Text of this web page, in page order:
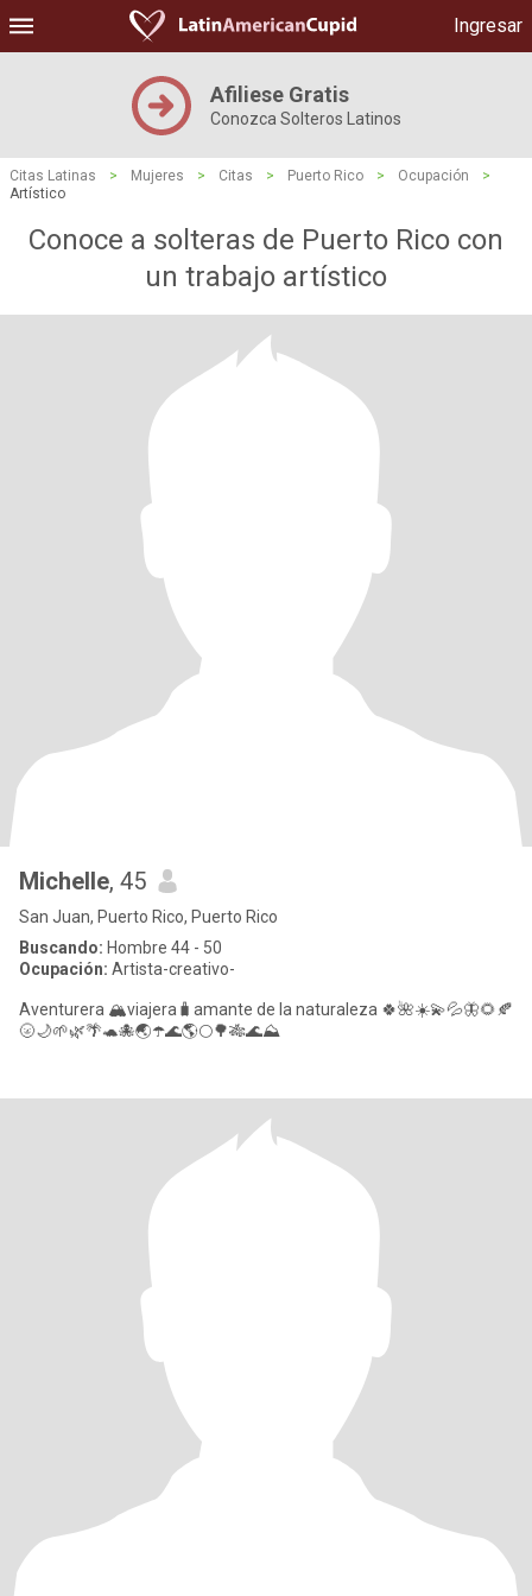
Ingresar
Afiliese Gratis
Conozca Solteros Latinos
Citas Latinas > Mujeres > Citas > Puerto Rico > Ocupación
>
Artístico
Conoce a solteras de Puerto Rico con
un trabajo artístico
Michelle, 45
San Juan, Puerto Rico, Puerto Rico
Buscando: Hombre 44 - 50
Ocupación: Artista-creativo-
Aventurera 🏔️viajera🧳amante de la naturaleza 🍀🌺☀️💫💦🦋🌻🍂
🌝🌙🌱🌿🌴🐢🐙🌏☂️🌊🌎🌕🌳🎋🌊⛰️